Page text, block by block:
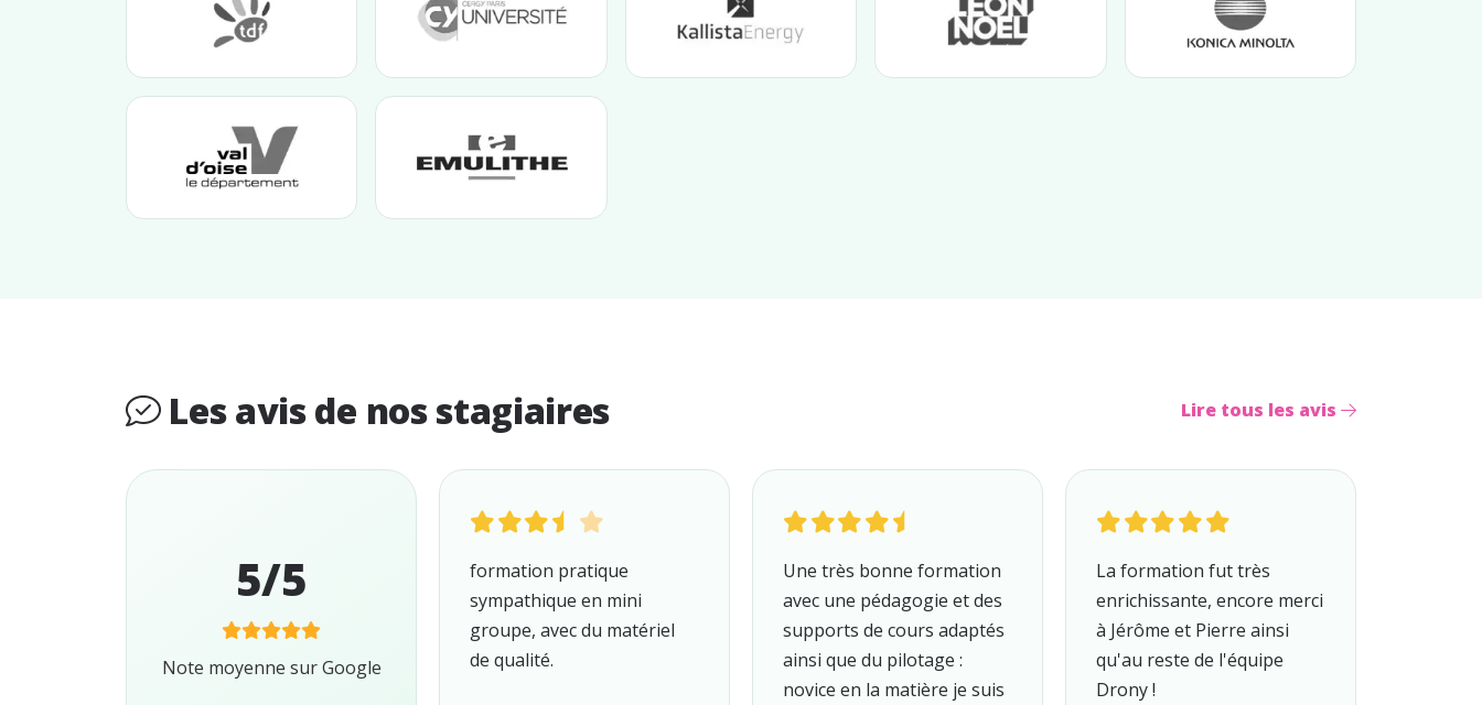
Les avis de nos stagiaires Lire tous les avis
5/5
Note moyenne sur Google
formation pratique
sympathique en mini
groupe, avec du matériel
de qualité.
Une très bonne formation
avec une pédagogie et des
supports de cours adaptés
ainsi que du pilotage :
novice en la matière je suis
La formation fut très
enrichissante, encore merci
à Jérôme et Pierre ainsi
qu'au reste de l'équipe
Drony !